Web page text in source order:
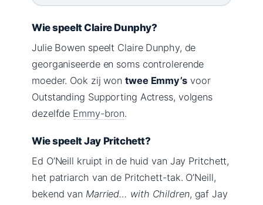
Wie speelt Claire Dunphy?
Julie Bowen speelt Claire Dunphy, de
georganiseerde en soms controlerende
moeder. Ook zij won twee Emmy’svoor
Outstanding Supporting Actress, volgens
dezelfde Emmy-bron.
Wie speelt Jay Pritchett?
Ed O’Neill kruipt in de huid van Jay Pritchett,
het patriarch van de Pritchett-tak. O’Neill,
bekend van Married… with Children, gaf Jay